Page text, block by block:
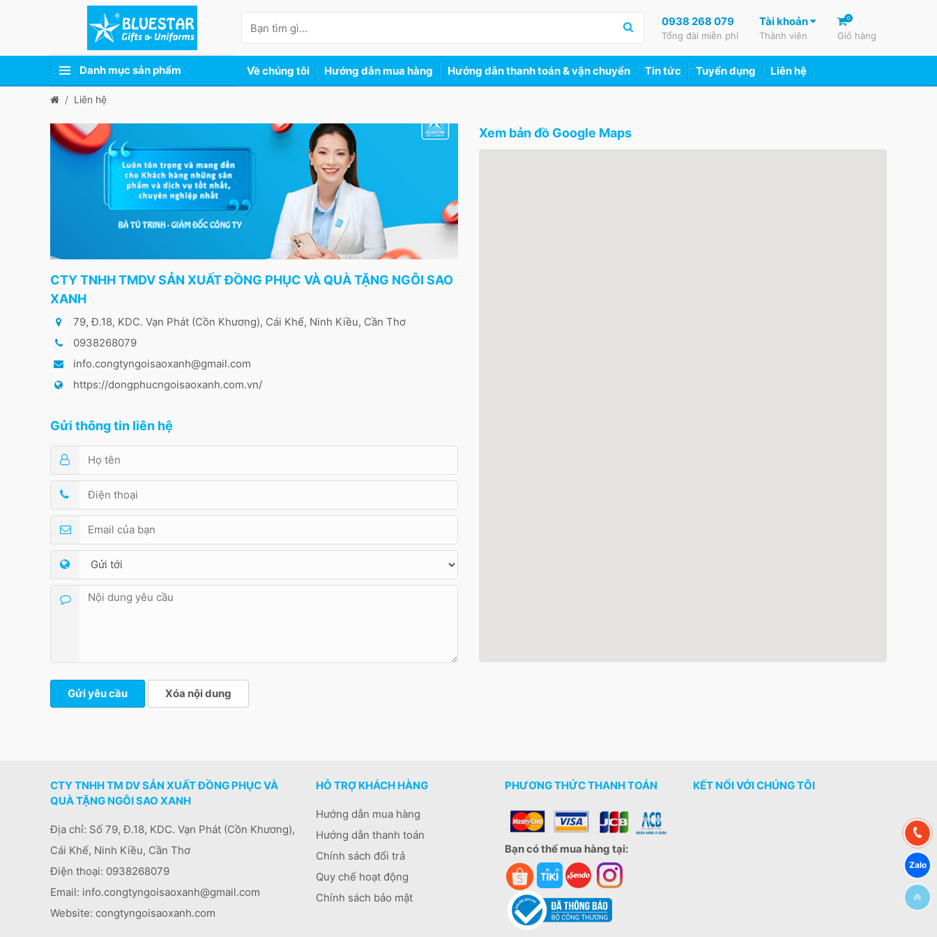
0938 268 079
Tổng đài miễn phí
Tài khoản
Thành viên
0
Giỏ hàng
Danh mục sản phẩm Về chúng tôi Hướng dẫn mua hàng Hướng dẫn thanh toán & vận chuyển Tin tức Tuyển dụng Liên hệ
Liên hệ
CTY TNHH TMDV SẢN XUẤT ĐỒNG PHỤC VÀ QUÀ TẶNG NGÔI SAO
XANH
79, Đ.18, KDC. Vạn Phát (Cồn Khương), Cái Khế, Ninh Kiều, Cần Thơ
0938268079
info.congtyngoisaoxanh@gmail.com
https://dongphucngoisaoxanh.com.vn/
Gửi thông tin liên hệ
Gửi yêu cầu Xóa nội dung
Xem bản đồ Google Maps
CTY TNHH TM DV SẢN XUẤT ĐỒNG PHỤC VÀ
QUÀ TẶNG NGÔI SAO XANH
Địa chỉ: Số 79, Đ.18, KDC. Vạn Phát (Cồn Khương),
Cái Khế, Ninh Kiều, Cần Thơ
Điện thoại: 0938268079
Email: info.congtyngoisaoxanh@gmail.com
Website: congtyngoisaoxanh.com
HỖ TRỢ KHÁCH HÀNG
Hướng dẫn mua hàng
Hướng dẫn thanh toán
Chính sách đổi trả
Quy chế hoạt động
Chính sách bảo mật
PHƯƠNG THỨC THANH TOÁN
Bạn có thể mua hàng tại:
KẾT NỐI VỚI CHÚNG TÔI